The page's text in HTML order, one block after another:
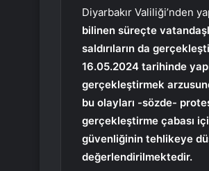
Diyarbakır Valiliği’nden
bilinen süreçte
saldırıların da
16.05.2024 tarihinde
gerçekleştirmek
bu olayları -sözde-
gerçekleştirme çabası
güvenliğinin tehlikeye
değerlendirilmektedir.